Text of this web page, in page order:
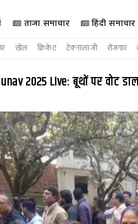
ताजा समाचार हिंदी समाचार
खेल क्रिकेट टेक्नॉलॉजी रोजगार
2025 Live: बूथों पर वोट